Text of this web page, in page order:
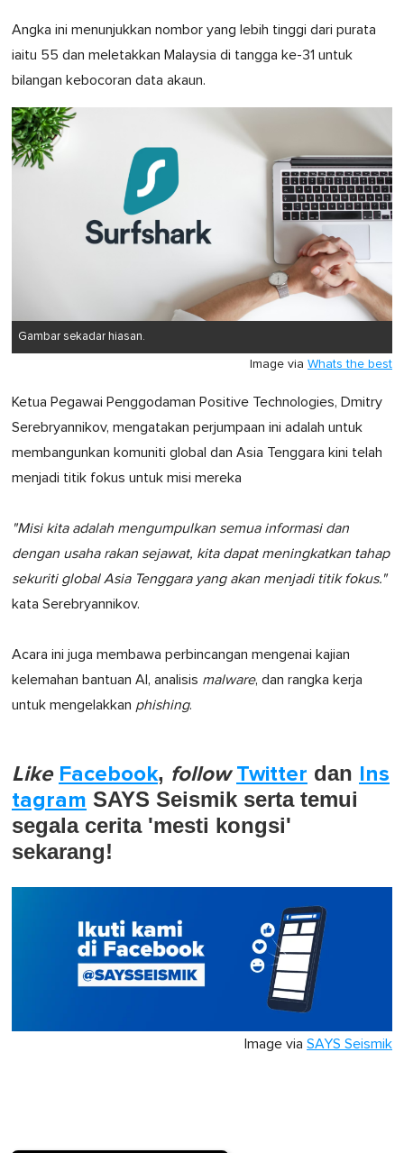
Angka ini menunjukkan nombor yang lebih tinggi dari purata
iaitu 55 dan meletakkan Malaysia di tangga ke-31 untuk
bilangan kebocoran data akaun.
Gambar sekadar hiasan.
Image via Whats the best
Ketua Pegawai Penggodaman Positive Technologies, Dmitry
Serebryannikov, mengatakan perjumpaan ini adalah untuk
membangunkan komuniti global dan Asia Tenggara kini telah
menjadi titik fokus untuk misi mereka
"Misi kita adalah mengumpulkan semua informasi dan
dengan usaha rakan sejawat, kita dapat meningkatkan tahap
sekuriti global Asia Tenggara yang akan menjadi titik fokus."
kata Serebryannikov.
Acara ini juga membawa perbincangan mengenai kajian
kelemahan bantuan AI, analisis malware, dan rangka kerja
untuk mengelakkan phishing.
Like Facebook, follow Twitter dan Ins
tagram SAYS Seismik serta temui
segala cerita 'mesti kongsi'
sekarang!
Image via SAYS Seismik